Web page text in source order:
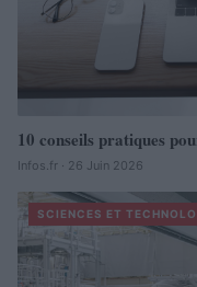
10 conseils pratiques
Infos.fr · 26 Juin 2026
SCIENCES ET